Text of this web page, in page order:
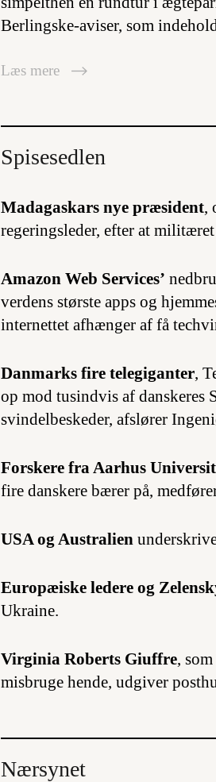
Berlingske-aviser, som
Læs mere
Spisesedlen
Madagaskars nye præsident,
regeringsleder, efter at
Amazon Web Services’
verdens største apps og
internettet afhænger af få
Danmarks fire telegiganter,
op mod tusindvis af danskeres
svindelbeskeder, afslører
Forskere fra Aarhus
fire danskere bærer på,
USA og Australien
Europæiske ledere og
Ukraine.
Virginia Roberts Giuffre,
misbruge hende, udgiver
Nærsynet